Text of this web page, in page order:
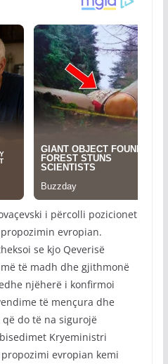
i përcolli pozicionet
evropian.
se kjo Qeverisë
të madh dhe gjithmonë
njëherë i konfirmoi
të mençura dhe
do të na sigurojë
Kryeministri
evropian kemi